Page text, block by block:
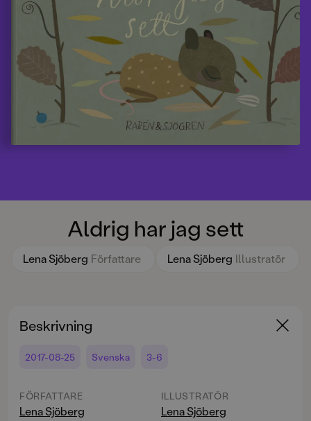
Aldrig har jag sett
Lena Sjöberg Författare Lena Sjöberg Illustratör
Beskrivning
2017-08-25 Svenska 3-6
FÖRFATTARE
Lena Sjöberg
ILLUSTRATÖR
Lena Sjöberg